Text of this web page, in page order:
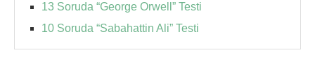
13 Soruda “George Orwell” Testi
10 Soruda “Sabahattin Ali” Testi